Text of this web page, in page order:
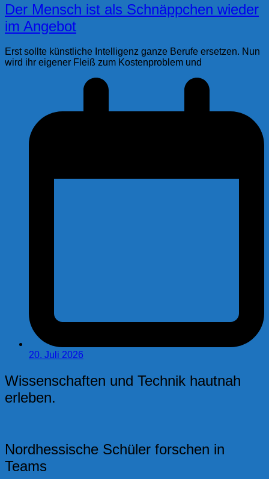
Der Mensch ist als Schnäppchen wieder
im Angebot
Erst sollte künstliche Intelligenz ganze Berufe ersetzen. Nun
wird ihr eigener Fleiß zum Kostenproblem und
20. Juli 2026
Wissenschaften und Technik hautnah
erleben.
Nordhessische Schüler forschen in
Teams